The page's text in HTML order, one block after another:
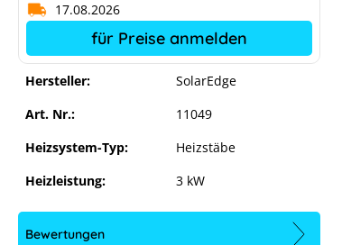
Hersteller:
SolarEdge
Art. Nr.:
11049
Heizsystem-Typ:
Heizstäbe
Heizleistung:
3 kW
17.08.2026
für Preise anmelden
Bewertungen